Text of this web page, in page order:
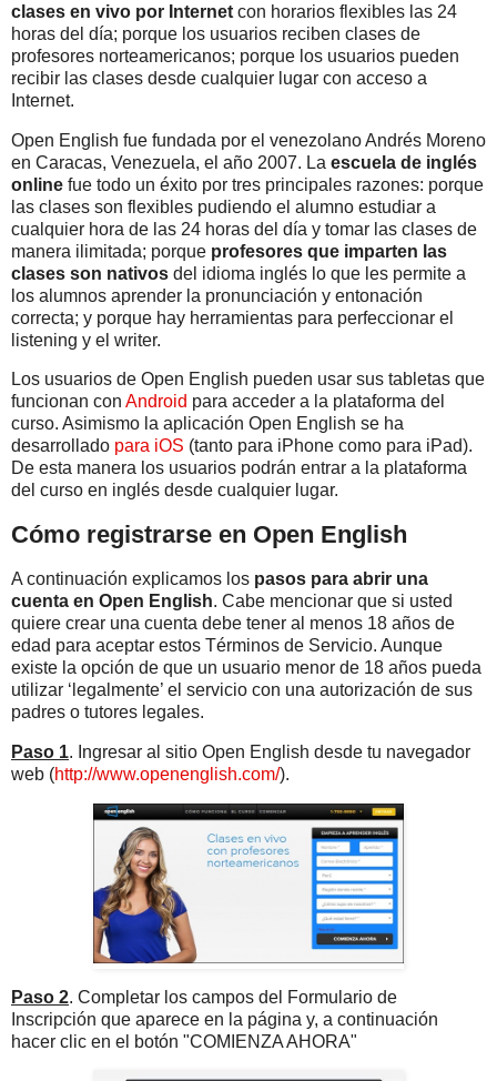
clases en vivo por Internet con horarios flexibles las 24
horas del día; porque los usuarios reciben clases de
profesores norteamericanos; porque los usuarios pueden
recibir las clases desde cualquier lugar con acceso a
Internet.
Open English fue fundada por el venezolano Andrés Moreno
en Caracas, Venezuela, el año 2007. La escuela de inglés
online fue todo un éxito por tres principales razones: porque
las clases son flexibles pudiendo el alumno estudiar a
cualquier hora de las 24 horas del día y tomar las clases de
manera ilimitada; porque profesores que imparten las
clases son nativos del idioma inglés lo que les permite a
los alumnos aprender la pronunciación y entonación
correcta; y porque hay herramientas para perfeccionar el
listening y el writer.
Los usuarios de Open English pueden usar sus tabletas que
funcionan con Android para acceder a la plataforma del
curso. Asimismo la aplicación Open English se ha
desarrollado para iOS (tanto para iPhone como para iPad).
De esta manera los usuarios podrán entrar a la plataforma
del curso en inglés desde cualquier lugar.
Cómo registrarse en Open English
A continuación explicamos los pasos para abrir una
cuenta en Open English. Cabe mencionar que si usted
quiere crear una cuenta debe tener al menos 18 años de
edad para aceptar estos Términos de Servicio. Aunque
existe la opción de que un usuario menor de 18 años pueda
utilizar ‘legalmente’ el servicio con una autorización de sus
padres o tutores legales.
Paso 1. Ingresar al sitio Open English desde tu navegador
web (http://www.openenglish.com/).
Paso 2. Completar los campos del Formulario de
Inscripción que aparece en la página y, a continuación
hacer clic en el botón "COMIENZA AHORA"